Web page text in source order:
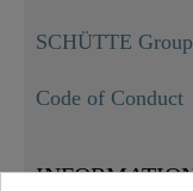
SCHÜTTE Group
Code of Conduct